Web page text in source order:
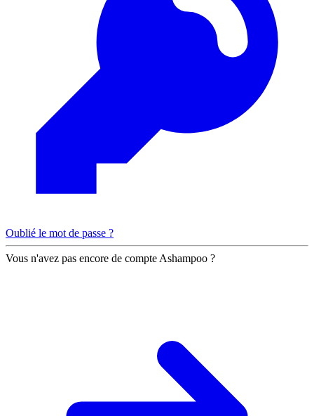
Oublié le mot de passe ?
Vous n'avez pas encore de compte Ashampoo ?